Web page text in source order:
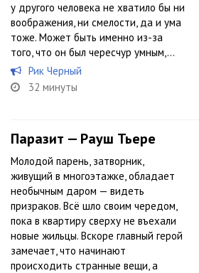
у другого человека не хватило бы ни
воображения, ни смелости, да и ума
тоже. Может быть именно из-за
того, что он был чересчур умным,...
Рик Черный
32 минуты
Паразит — Рауш Тьере
Молодой парень, затворник,
живущий в многоэтажке, обладает
необычным даром — видеть
призраков. Всё шло своим чередом,
пока в квартиру сверху не въехали
новые жильцы. Вскоре главный герой
замечает, что начинают
происходить странные вещи, а